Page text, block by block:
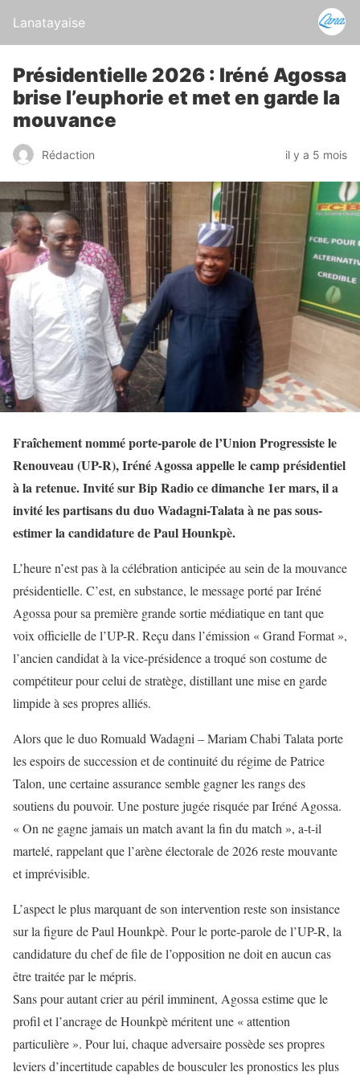
Lanatayaise
Présidentielle 2026 : Iréné Agossa
brise l’euphorie et met en garde la
mouvance
Rédaction il y a 5 mois
Fraîchement nommé porte-parole de l’Union Progressiste le
Renouveau (UP-R), Iréné Agossa appelle le camp présidentiel
à la retenue. Invité sur Bip Radio ce dimanche 1er mars, il a
invité les partisans du duo Wadagni-Talata à ne pas sous-
estimer la candidature de Paul Hounkpè.
L’heure n’est pas à la célébration anticipée au sein de la mouvance
présidentielle. C’est, en substance, le message porté par Iréné
Agossa pour sa première grande sortie médiatique en tant que
voix officielle de l’UP-R. Reçu dans l’émission « Grand Format »,
l’ancien candidat à la vice-présidence a troqué son costume de
compétiteur pour celui de stratège, distillant une mise en garde
limpide à ses propres alliés.
Alors que le duo Romuald Wadagni – Mariam Chabi Talata porte
les espoirs de succession et de continuité du régime de Patrice
Talon, une certaine assurance semble gagner les rangs des
soutiens du pouvoir. Une posture jugée risquée par Iréné Agossa.
« On ne gagne jamais un match avant la fin du match », a-t-il
martelé, rappelant que l’arène électorale de 2026 reste mouvante
et imprévisible.
L’aspect le plus marquant de son intervention reste son insistance
sur la figure de Paul Hounkpè. Pour le porte-parole de l’UP-R, la
candidature du chef de file de l’opposition ne doit en aucun cas
être traitée par le mépris.
Sans pour autant crier au péril imminent, Agossa estime que le
profil et l’ancrage de Hounkpè méritent une « attention
particulière ». Pour lui, chaque adversaire possède ses propres
leviers d’incertitude capables de bousculer les pronostics les plus